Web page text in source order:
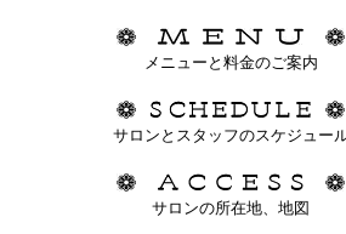
メニューと料金のご案内
サロンとスタッフのスケジュー
サロンの所在地、地図